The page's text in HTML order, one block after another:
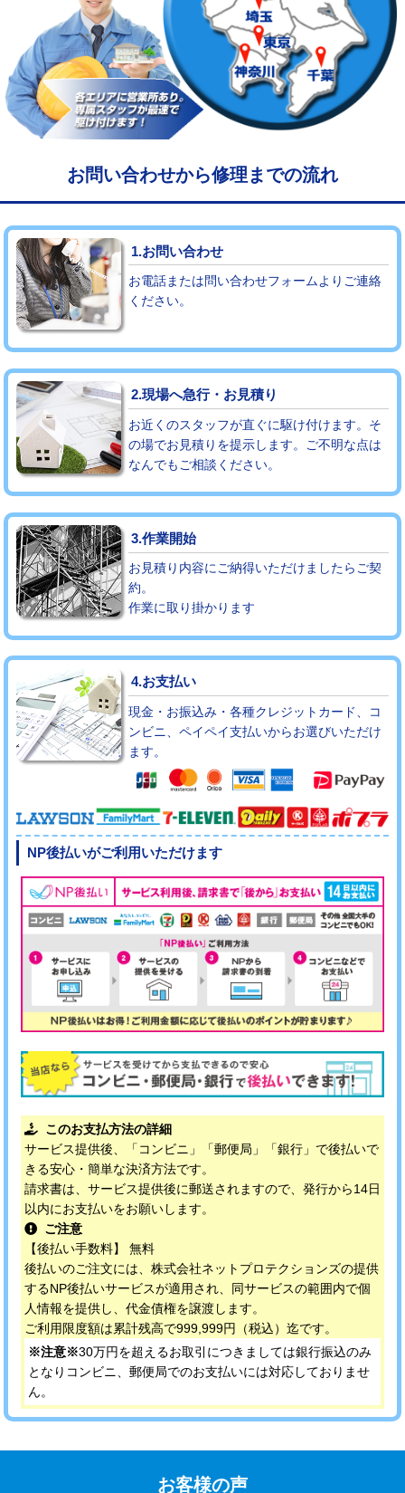
給水管工事※（ライニング鋼管・銅
管・ポリ管・HT管使用/3ｍまで)
44,000円
給水管工事※（ライニング鋼管・銅
管・ポリ管・HT管使用/3ｍ超え)
+8,800円
マス交換（土の掘削・埋め戻し作業） 11,000円~
マス交換（深さ50㎝未満） 55,000円
マス交換（深さ50㎝以上） 66,000円
コンクリート斫り（厚さ10㎝まで）
コンクリート斫り（厚さ10㎝超え） 38,500円
モルタル補修（厚さ10㎝まで）
モルタル補修（厚さ10㎝超え） 38,500円
追加人工 16,500円
廃棄・処分 現場見積
※給水管工事は20mmまでの価格です。
お問い合わせから修理までの流れ
1.お問い合わせ
お電話または問い合わせフォームよりご連絡
ください。
2.現場へ急行・お見積り
お近くのスタッフが直ぐに駆け付けます。そ
の場でお見積りを提示します。ご不明な点は
なんでもご相談ください。
3.作業開始
お見積り内容にご納得いただけましたらご契
約。
作業に取り掛かります
4.お支払い
現金・お振込み・各種クレジットカード、コ
ンビニ、ペイペイ支払いからお選びいただけ
ます。
NP後払いがご利用いただけます
このお支払方法の詳細
サービス提供後、「コンビニ」「郵便局」「銀行」で後払いで
きる安心・簡単な決済方法です。
請求書は、サービス提供後に郵送されますので、発行から14日
以内にお支払いをお願いします。
ご注意
【後払い手数料】 無料
後払いのご注文には、株式会社ネットプロテクションズの提供
するNP後払いサービスが適用され、同サービスの範囲内で個
人情報を提供し、代金債権を譲渡します。
ご利用限度額は累計残高で999,999円（税込）迄です。
※注意※30万円を超えるお取引につきましては銀行振込のみ
となりコンビニ、郵便局でのお支払いには対応しておりませ
ん。
お客様の声